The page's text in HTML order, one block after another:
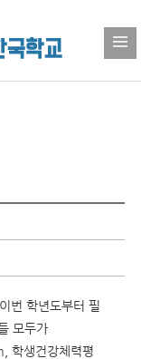
번 학년도부터 필
모두가
학생건강체력평